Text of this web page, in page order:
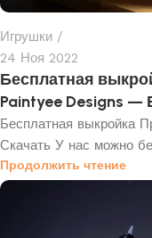
Игрушки
24 Ноя 2022
Бесплатная
Paintyee Designs
Бесплатная выкройка
Скачать У нас можно
Продолжить чтение